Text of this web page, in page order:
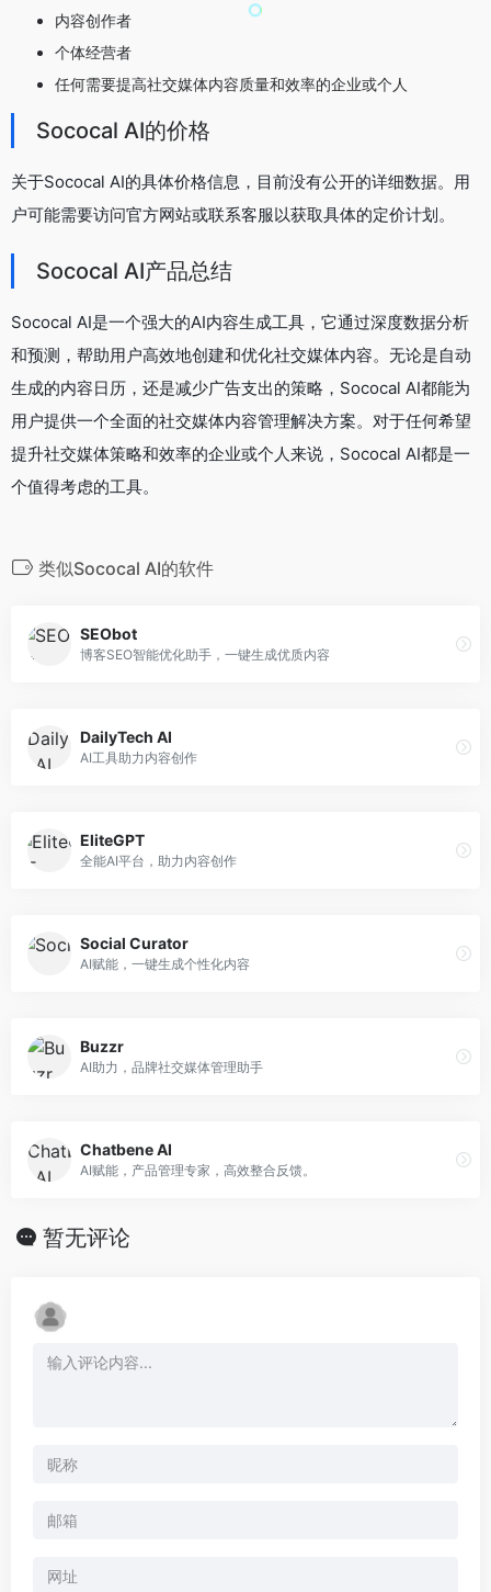
内容创作者
个体经营者
任何需要提高社交媒体内容质量和效率的企业或个人
Sococal AI的价格
关于Sococal AI的具体价格信息，目前没有公开的详细数据。用
户可能需要访问官方网站或联系客服以获取具体的定价计划。
Sococal AI产品总结
Sococal AI是一个强大的AI内容生成工具，它通过深度数据分析
和预测，帮助用户高效地创建和优化社交媒体内容。无论是自动
生成的内容日历，还是减少广告支出的策略，Sococal AI都能为
用户提供一个全面的社交媒体内容管理解决方案。对于任何希望
提升社交媒体策略和效率的企业或个人来说，Sococal AI都是一
个值得考虑的工具。
类似Sococal AI的软件
SEObot
博客SEO智能优化助手，一键生成优质内容
DailyTech AI
AI工具助力内容创作
EliteGPT
全能AI平台，助力内容创作
Social Curator
AI赋能，一键生成个性化内容
Buzzr
AI助力，品牌社交媒体管理助手
Chatbene AI
AI赋能，产品管理专家，高效整合反馈。
暂无评论